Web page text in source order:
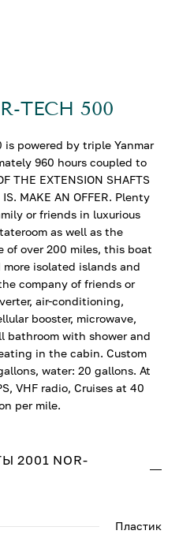
TECH 500
is powered by triple Yanmar
960 hours coupled to
THE EXTENSION SHAFTS
IS. MAKE AN OFFER. Plenty
or friends in luxurious
as well as the
of over 200 miles, this boat
isolated islands and
company of friends or
air-conditioning,
booster, microwave,
bathroom with shower and
in the cabin. Custom
water: 20 gallons. At
VHF radio, Cruises at 40
per mile.
2001 NOR-
Пластик